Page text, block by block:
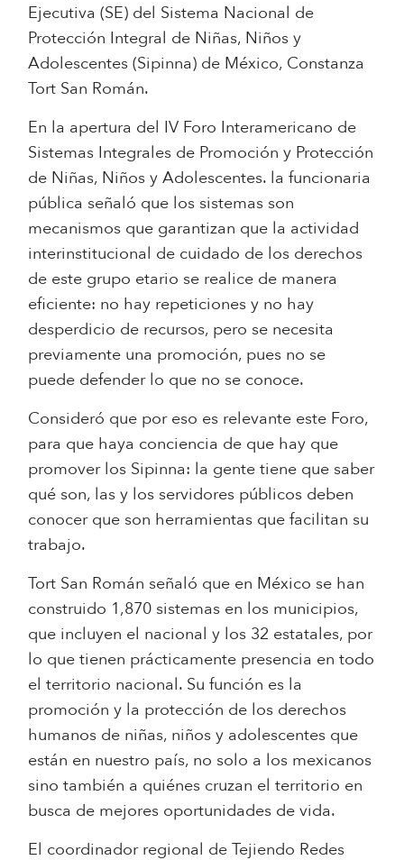
Ejecutiva (SE) del Sistema Nacional de
Protección Integral de Niñas, Niños y
Adolescentes (Sipinna) de México, Constanza
Tort San Román.
En la apertura del IV Foro Interamericano de
Sistemas Integrales de Promoción y Protección
de Niñas, Niños y Adolescentes. la funcionaria
pública señaló que los sistemas son
mecanismos que garantizan que la actividad
interinstitucional de cuidado de los derechos
de este grupo etario se realice de manera
eficiente: no hay repeticiones y no hay
desperdicio de recursos, pero se necesita
previamente una promoción, pues no se
puede defender lo que no se conoce.
Consideró que por eso es relevante este Foro,
para que haya conciencia de que hay que
promover los Sipinna: la gente tiene que saber
qué son, las y los servidores públicos deben
conocer que son herramientas que facilitan su
trabajo.
Tort San Román señaló que en México se han
construido 1,870 sistemas en los municipios,
que incluyen el nacional y los 32 estatales, por
lo que tienen prácticamente presencia en todo
el territorio nacional. Su función es la
promoción y la protección de los derechos
humanos de niñas, niños y adolescentes que
están en nuestro país, no solo a los mexicanos
sino también a quiénes cruzan el territorio en
busca de mejores oportunidades de vida.
El coordinador regional de Tejiendo Redes